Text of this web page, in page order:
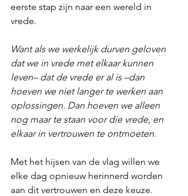
eerste stap zijn naar een wereld in
vrede.
Want als we werkelijk durven geloven
dat we in vrede met elkaar kunnen
leven– dat de vrede er al is –dan
hoeven we niet langer te werken aan
oplossingen. Dan hoeven we alleen
nog maar te staan voor die vrede, en
elkaar in vertrouwen te ontmoeten.
Met het hijsen van de vlag willen we
elke dag opnieuw herinnerd worden
aan dit vertrouwen en deze keuze.